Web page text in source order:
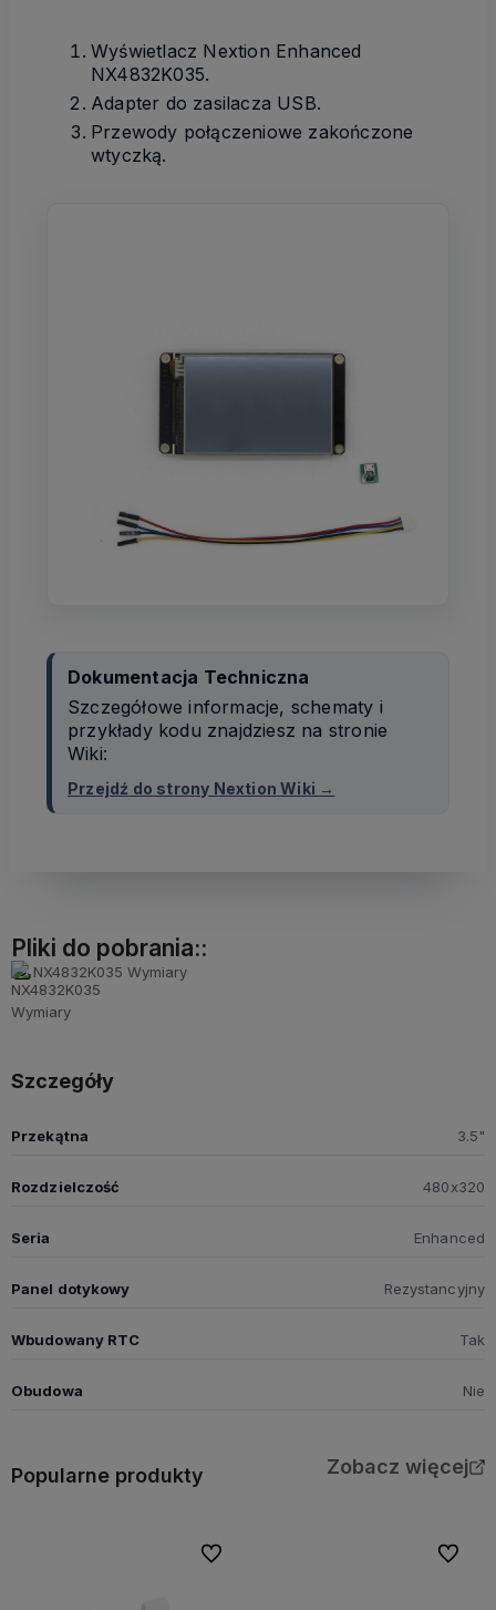
Wyświetlacz Nextion Enhanced
NX4832K035.
Adapter do zasilacza USB.
Przewody połączeniowe zakończone
wtyczką.
Dokumentacja Techniczna
Szczegółowe informacje, schematy i
przykłady kodu znajdziesz na stronie
Wiki:
Przejdź do strony Nextion Wiki →
Pliki do pobrania::
NX4832K035 Wymiary
Szczegóły
Przekątna 3.5"
Rozdzielczość 480x320
Seria Enhanced
Panel dotykowy Rezystancyjny
Wbudowany RTC Tak
Obudowa Nie
Popularne produkty Zobacz więcej
Do ulubionych Do